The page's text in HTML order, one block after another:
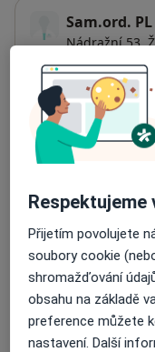
Sam.ord.
Nádražní 53,
Dostupnost
Na této adrese
Způsoby platby
Na teto adrese
Detaily
Respektujeme
Přijetím povolujete
soubory cookie
shromažďování
obsahu na základě
preference můžete
nastavení. Další